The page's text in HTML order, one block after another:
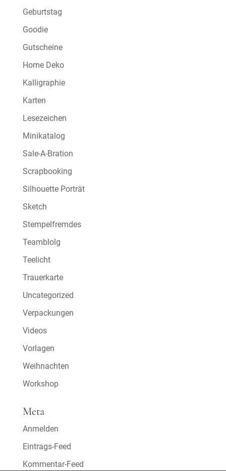
Geburtstag
Goodie
Gutscheine
Home Deko
Kalligraphie
Karten
Lesezeichen
Minikatalog
Sale-A-Bration
Scrapbooking
Silhouette Porträt
Sketch
Stempelfremdes
Teamblolg
Teelicht
Trauerkarte
Uncategorized
Verpackungen
Videos
Vorlagen
Weihnachten
Workshop
Meta
Anmelden
Eintrags-Feed
Kommentar-Feed